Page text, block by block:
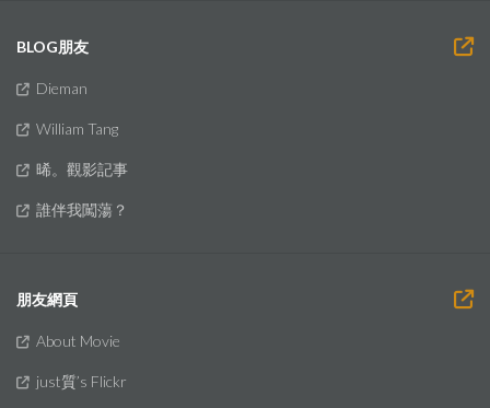
BLOG朋友
Dieman
William Tang
晞。觀影記事
誰伴我闖蕩？
朋友網頁
About Movie
just質’s Flickr